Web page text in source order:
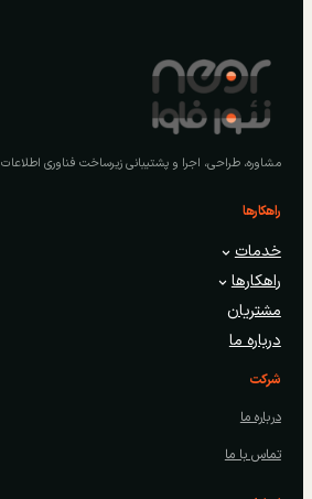
مشاوره، طراحی، اجرا و پشتیبانی زیرساخت فناوری
راهکارها
خدمات
راهکارها
مشتریان
درباره ما
شرکت
درباره ما
تماس با ما